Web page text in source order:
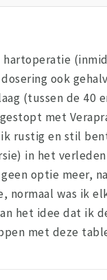
ook
(tussen de 40
met
rustig en stil
in het
optie meer,
normaal was ik
het idee dat ik
met deze